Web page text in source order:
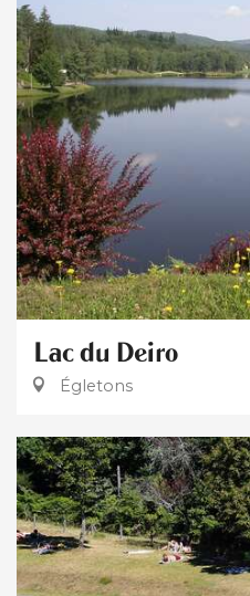
Lac du Deiro
Égletons